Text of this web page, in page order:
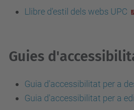
Llibre d'estil dels webs UPC
Guies
Guia d'accessibilitat per a
Guia d'accessibilitat per a